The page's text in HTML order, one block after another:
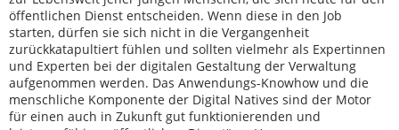
öffentlichen Dienst entscheiden. Wenn diese in den Job
starten, dürfen sie sich nicht in die Vergangenheit
zurückkatapultiert fühlen und sollten vielmehr als Expertinnen
und Experten bei der digitalen Gestaltung der Verwaltung
aufgenommen werden. Das Anwendungs-Knowhow und die
menschliche Komponente der Digital Natives sind der Motor
für einen auch in Zukunft gut funktionierenden und